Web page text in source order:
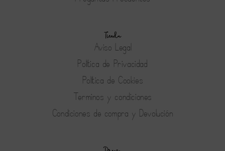
Tienda
Aviso Legal
Política de Privacidad
Política de Cookies
Terminos y condiciones
Condiciones de compra y Devolución